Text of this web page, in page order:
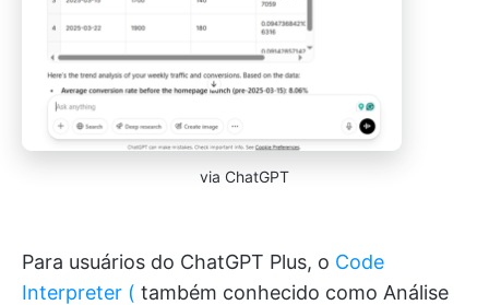
via ChatGPT
Para usuários do ChatGPT Plus, o Code
Interpreter ( também conhecido como Análise